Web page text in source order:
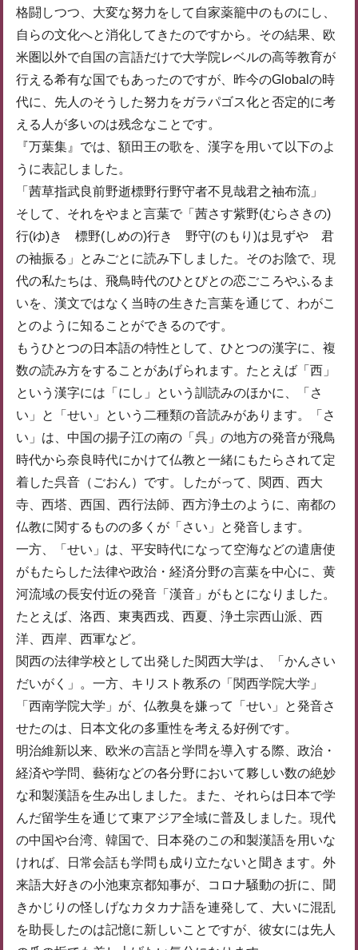
格闘しつつ、大変な努力をして自家薬籠中のものにし、
自らの文化へと消化してきたのですから。その結果、欧
米圏以外で自国の言語だけで大学院レベルの高等教育が
行える希有な国でもあったのですが、昨今のGlobalの時
代に、先人のそうした努力をガラパゴス化と否定的に考
える人が多いのは残念なことです。
『万葉集』では、額田王の歌を、漢字を用いて以下のよ
うに表記しました。
「茜草指武良前野逝標野行野守者不見哉君之袖布流」
そして、それをやまと言葉で「茜さす紫野(むらさきの)
行(ゆ)き 標野(しめの)行き 野守(のもり)は見ずや 君
の袖振る」とみごとに読み下しました。そのお陰で、現
代の私たちは、飛鳥時代のひとびとの恋ごころやふるま
いを、漢文ではなく当時の生きた言葉を通じて、わがこ
とのように知ることができるのです。
もうひとつの日本語の特性として、ひとつの漢字に、複
数の読み方をすることがあげられます。たとえば「西」
という漢字には「にし」という訓読みのほかに、「さ
い」と「せい」という二種類の音読みがあります。「さ
い」は、中国の揚子江の南の「呉」の地方の発音が飛鳥
時代から奈良時代にかけて仏教と一緒にもたらされて定
着した呉音（ごおん）です。したがって、関西、西大
寺、西塔、西国、西行法師、西方浄土のように、南都の
仏教に関するものの多くが「さい」と発音します。
一方、「せい」は、平安時代になって空海などの遣唐使
がもたらした法律や政治・経済分野の言葉を中心に、黄
河流域の長安付近の発音「漢音」がもとになりました。
たとえば、洛西、東夷西戎、西夏、浄土宗西山派、西
洋、西岸、西軍など。
関西の法律学校として出発した関西大学は、「かんさい
だいがく」。一方、キリスト教系の「関西学院大学」
「西南学院大学」が、仏教臭を嫌って「せい」と発音さ
せたのは、日本文化の多重性を考える好例です。
明治維新以来、欧米の言語と学問を導入する際、政治・
経済や学問、藝術などの各分野において夥しい数の絶妙
な和製漢語を生み出しました。また、それらは日本で学
んだ留学生を通じて東アジア全域に普及しました。現代
の中国や台湾、韓国で、日本発のこの和製漢語を用いな
ければ、日常会話も学問も成り立たないと聞きます。外
来語大好きの小池東京都知事が、コロナ騒動の折に、聞
きかじりの怪しげなカタカナ語を連発して、大いに混乱
を助長したのは記憶に新しいことですが、彼女には先人